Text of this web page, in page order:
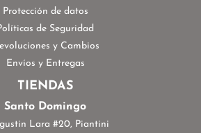
Protección de datos
de Seguridad
y Cambios
Envíos y Entregas
TIENDAS
Santo Domingo
Lara #20, Piantini